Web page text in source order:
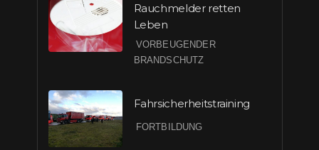
Rauchmelder retten
Leben
VORBEUGENDER
BRANDSCHUTZ
Fahrsicherheitstraining
FORTBILDUNG